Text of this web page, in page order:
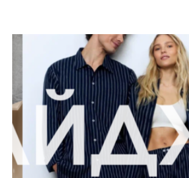
Фотоальбом
Интервью со звездой
Beauty- битвы